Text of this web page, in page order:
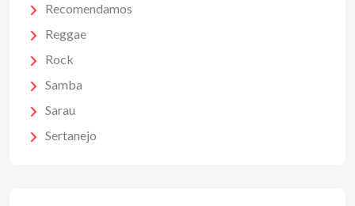
Recomendamos
Reggae
Rock
Samba
Sarau
Sertanejo